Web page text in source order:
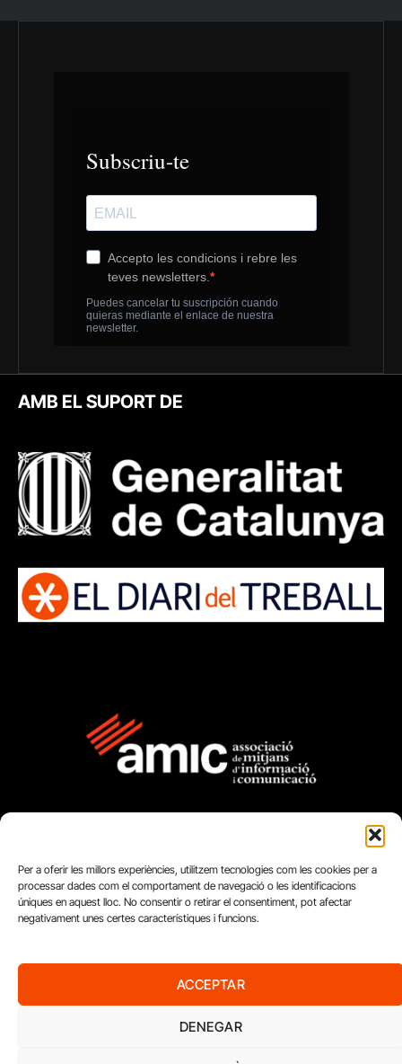
Per a oferir les millors experiències, utilitzem tecnologies com les cookies per a
processar dades com el comportament de navegació o les identificacions
úniques en aquest lloc. No consentir o retirar el consentiment, pot afectar
negativament unes certes característiques i funcions.
ACCEPTAR
DENEGAR
AMB EL SUPORT DE
FUNDACIÓ
PLURAL